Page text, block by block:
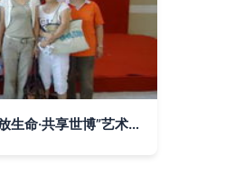
南西社区 残疾朋友走进“绽放生命·共享世博”艺术作品展，共筑文化融爱桥梁